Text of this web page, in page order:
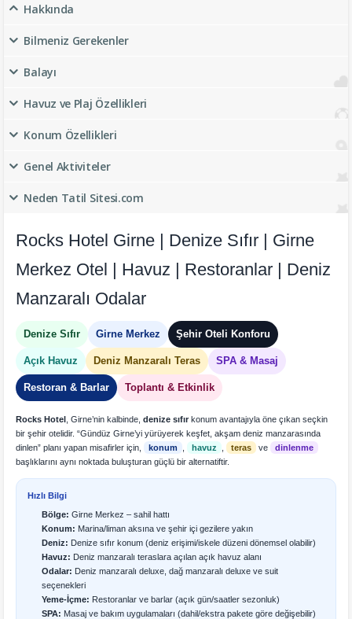
Hakkında
Bilmeniz Gerekenler
Balayı
Havuz ve Plaj Özellikleri
Konum Özellikleri
Genel Aktiviteler
Neden Tatil Sitesi.com
Rocks Hotel Girne | Denize Sıfır | Girne
Merkez Otel | Havuz | Restoranlar | Deniz
Manzaralı Odalar
Denize Sıfır Girne Merkez Şehir Oteli Konforu
Açık Havuz Deniz Manzaralı Teras SPA & Masaj
Restoran & Barlar Toplantı & Etkinlik
Rocks Hotel , Girne’nin kalbinde,denize sıfır konum avantajıyla öne çıkan seçkin
bir şehir otelidir. “Gündüz Girne’yi yürüyerek keşfet, akşam deniz manzarasında
dinlen” planı yapan misafirler için,
konum havuz , teras ve
dinlenme
başlıklarını aynı noktada buluşturan güçlü bir alternatiftir.
Hızlı Bilgi
Bölge: Girne Merkez – sahil hattı
Konum: Marina/liman aksına ve şehir içi gezilere yakın
Deniz: Denize sıfır konum (deniz erişimi/iskele düzeni dönemsel olabilir)
Havuz: Deniz manzaralı teraslara açılan açık havuz alanı
Odalar: Deniz manzaralı deluxe, dağ manzaralı deluxe ve suit
seçenekleri
Yeme-İçme: Restoranlar ve barlar (açık gün/saatler sezonluk)
SPA: Masaj ve bakım uygulamaları (dahil/ekstra pakete göre değişebilir)